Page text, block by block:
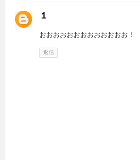
１
おおおおおおおおおおおおお！
返信